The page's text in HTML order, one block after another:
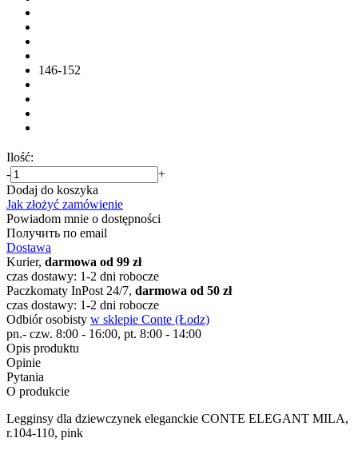
146-152
Ilość:
-
+
Dodaj do koszyka
Jak złożyć zamówienie
Powiadom mnie o dostępności
Получить по email
Dostawa
Kurier, darmowa od 99 zł
czas dostawy: 1-2 dni robocze
Paczkomaty InPost 24/7, darmowa od 50 zł
czas dostawy: 1-2 dni robocze
Odbiór osobisty w sklepie Conte (Łodz)
pn.- czw. 8:00 - 16:00, pt. 8:00 - 14:00
Opis produktu
Opinie
Pytania
O produkcie
Legginsy dla dziewczynek eleganckie CONTE ELEGANT MILA,
r.104-110, pink